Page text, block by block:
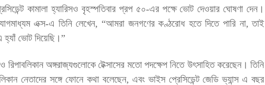
কামালা হ্যারিসও বৃহস্পতিবার প্রপ ৫০-এর পক্ষে ভোট দেওয়ার ঘোষণা দেন।
এক্স-এ তিনি লেখেন, “আমরা জনগণের কণ্ঠরোধ হতে দিতে পারি না, তাই
ভোট দিয়েছি।”
রিপাবলিকান অঙ্গরাজ্যগুলোকে টেক্সাসের মতো পদক্ষেপ নিতে উৎসাহিত করেছেন। তিনি
নেতাদের সঙ্গে ফোনে কথা বলেছেন, এবং ভাইস প্রেসিডেন্ট জেডি ভ্যান্স এ বছর